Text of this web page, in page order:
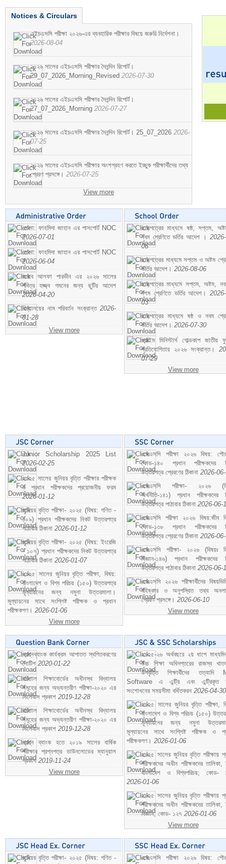
Notices & Circulars
এইচএসসি পরীক্ষা ২০২৬-এর ব্যবহারিক পরীক্ষার বিষয়ে জরুরি নির্দেশনা।
2026-08-04
২০২৬ সালের এইচএসসি পরীক্ষার দৈনন্দিন রিপোর্ট।
29_07_2026_Morning_Revised 2026-07-30
২০২৬ সালের এইচএসসি পরীক্ষার দৈনন্দিন রিপোর্ট।
27_07_2026_Morning 2026-07-27
২০২৬ সালের এইচএসসি পরীক্ষার দৈনন্দিন রিপোর্ট। 25_07_2026 2026-
07-25
২০২৬ সালের এইচএসসি পরীক্ষার অংশগ্রহণ করতে ইচ্ছুক পরীক্ষার্থীদের তথ্য
প্রেরণ প্রসঙ্গে। 2026-07-25
View more
মোসা: ফাহমিদা জাহান এর পাসপোর্ট NOC
2026-07-01
মোসা: ফাহমিদা জাহান এর পাসপোর্ট NOC
2026-06-04
জনাব আলফা পারভীন এর ২০২৬ সালের
পবিত্র হজ্জ্ব গমনের জন্য ছুটির আদেশ
2026-04-20
বিদ্যালয়ের নাম পরিবর্তন সংক্রান্ত 2026-
01-28
View more
ছাড়পত্রের মাধ্যমে ষষ্ঠ, সপ্তম,
নবম শ্রেণিতে ভর্তির আদেশ ।
06
ছাড়পত্রের মাধ্যমে সপ্তম ও অষ্টম
ভর্তির আদেশ। 2026-08-06
ছাড়পত্রের মাধ্যমে সপ্তম, অষ্টম,
দশম শ্রেণিতে ভর্তির আদেশ।
03
ছাড়পত্রের মাধ্যমে ষষ্ঠ ও নবম
ভর্তির আদেশ। 2026-07-30
প্রাইম মিনিস্টার্স গোল্ডকাপ জাতীয়
প্রতিযোগিতায় ২০২৬ সংক্রান্ত।
07-29
View more
Junior Scholarship 2025 List
2026-02-25
২০২৫ সালের জুনিয়র বৃত্তি পরীক্ষার পরীক্ষক
ও প্রধান পরীক্ষকদের প্রয়োজনীয় ফরম
2026-01-12
জুনিয়র বৃত্তি পরীক্ষা- ২০২৫ (বিষয়: গণিত -
১০৯) প্রধান পরীক্ষকদের নিকট উত্তরপত্র
পাঠাবার ঠিকানা 2026-01-12
জুনিয়র বৃত্তি পরীক্ষা- ২০২৫ (বিষয়: ইংরেজি
- ১০৭) প্রধান পরীক্ষকদের নিকট উত্তরপত্র
পাঠাবার ঠিকানা 2026-01-07
২০২৫ সালের জুনিয়র বৃত্তি পরীক্ষা, বিষয়:
বাংলাদেশ ও বিশ্ব পরিচয় (১৫০) উত্তরপত্র
মূল্যায়নের জন্য নমুনা উত্তরমালা।
মূল্যায়নের সাথে সংশ্লিষ্ট পরীক্ষক ও প্রধান
পরীক্ষকগণ। 2026-01-06
View more
এসএসসি পরীক্ষা ২০২৬ বিষয়:
কোড-১৪০ প্রধান পরীক্ষকদের
উত্তরপত্র প্রেরণের ঠিকানা 2026-
এসএসসি পরীক্ষা- ২০২৬
অর্থনীতি-১৪১) প্রধান পরীক্ষকদের
উত্তরপত্র পাঠাবার ঠিকানা 2026-06-
এসএসসি পরীক্ষা ২০২৬ বিষয়:জীব
কোড-১৩৮ প্রধান পরীক্ষকদের
উত্তরপত্র প্রেরণের ঠিকানা 2026-
এসএসসি পরীক্ষা- ২০২৬ (বিষয়ঃ
বিজ্ঞান-১৪৬) প্রধান পরীক্ষকদের
উত্তরপত্র পাঠাবার ঠিকানা 2026-06-
এসএসসি ২০২৬ পরীক্ষার্থীদের
বহিষ্কার ও অনুপস্থিত তথ্য
প্রেরণ প্রসঙ্গে। 2026-06-10
View more
প্রশ্নব্যাংক কার্যক্রম আপাতত স্থগিতকরণের
নোটিশ 2020-01-22
বরিশাল শিক্ষাবোর্ডের অধীনস্থ বিদ্যালয়
সমূহের জন্য অভ্যন্তরীণ পরীক্ষা-২০২০ এর
সিলেবাস প্রকাশ 2019-12-28
বরিশাল শিক্ষাবোর্ডের অধীনস্থ বিদ্যালয়
সমূহের জন্য অভ্যন্তরীণ পরীক্ষা-২০২০ এর
সিলেবাস প্রকাশ 2019-12-28
প্রশ্ন ব্যাংক হতে ২০১৯ সালের বার্ষিক
পরীক্ষার প্রশ্নপত্র ডাউনলোডের ম্যানুয়াল
প্রকাশ 2019-11-24
View more
২০২৫-২৬ অর্থবছরে ২য় ধাপে
উচ্চ শিক্ষা অধিদপ্তরের রাজস্ব
উপবৃত্তি শিক্ষার্থীদের তত্যাদি
Software এ এন্ট্রি এবং এন্ট্রিকৃত
সংশোধনের সময়সীমা বর্ধিতকরন 2026-04-30
২০২৫ সালের জুনিয়র বৃত্তি পরীক্ষা,
বাংলাদেশ ও বিশ্ব পরিচয় (১৫০)
মূল্যায়নের জন্য নমুনা
মূল্যায়নের সাথে সংশ্লিষ্ট পরীক্ষক ও
পরীক্ষকগণ। 2026-01-06
২০২৫ সালের জুনিয়র বৃত্তি পরীক্ষায়
পরীক্ষকদের অধীন পরীক্ষকদের তালিকা,
বাংলাদেশ ও বিশ্বপরিচয়; কোড-
2026-01-06
২০২৫ সালের জুনিয়র বৃত্তি পরীক্ষায়
পরীক্ষকদের অধীন পরীক্ষকদের তালিকা,
বিজ্ঞান; কোড- ১২৭ 2026-01-06
View more
জুনিয়র বৃত্তি পরীক্ষা- ২০২৫ (বিষয়: গণিত -
এসএসসি পরীক্ষা ২০২৬ বিষয়: